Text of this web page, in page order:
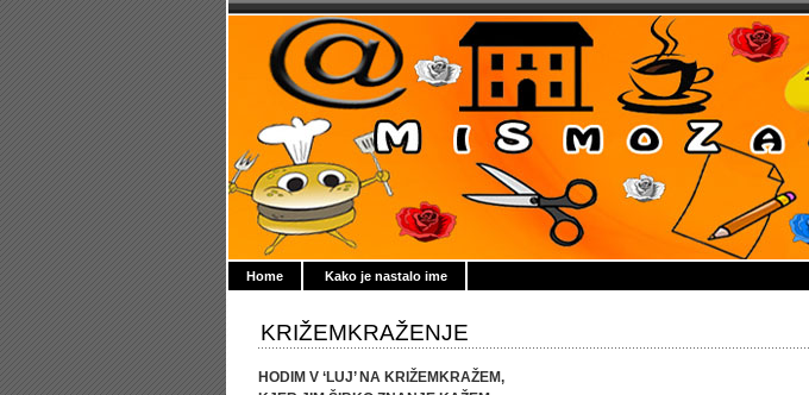
Home Kako je nastalo ime
KRIŽEMKRAŽENJE
HODIM V ‘LUJ’ NA KRIŽEMKRAŽEM,